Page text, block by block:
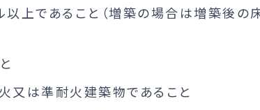
上であること（増築の場合は増築後の
又は準耐火建築物であること